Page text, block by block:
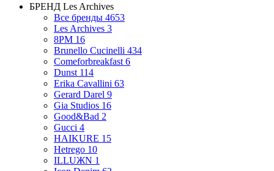
БРЕНД Les Archives
Все бренды 4653
Les Archives 3
8PM 16
Brunello Cucinelli 434
Comeforbreakfast 6
Dunst 114
Erika Cavallini 63
Gerard Darel 9
Gia Studios 16
Good&Bad 2
Gucci 4
HAIKURE 15
Hetrego 10
ILLUЖN 1